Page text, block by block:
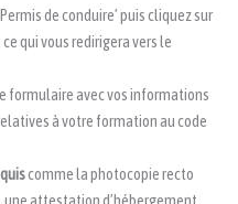
de conduire’ puis cliquez sur
ce qui vous redirigera vers le
formulaire avec vos informations
à votre formation au code
comme la photocopie recto